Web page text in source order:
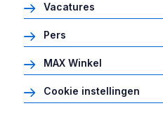
Vacatures
Pers
MAX Winkel
Cookie instellingen